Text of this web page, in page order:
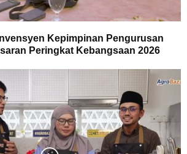
Kepimpinan Pengurusan
Peringkat Kebangsaan 2026